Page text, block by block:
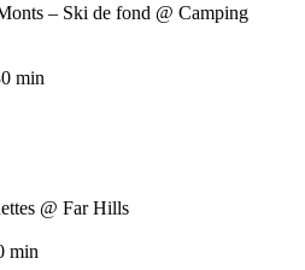
– Ski de fond @ Camping
min
@ Far Hills
min